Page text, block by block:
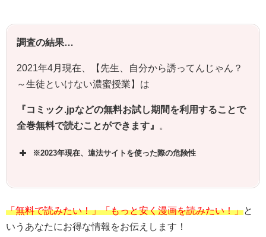
調査の結果…
2021年4月現在、【先生、自分から誘ってんじゃん？
～生徒といけない濃蜜授業】は
『コミック.jpなどの無料お試し期間を利用することで
全巻無料で読むことができます』
※2023年現在、違法サイトを使った際の危険性
「無料で読みたい！」「もっと安く漫画を読みたい！」と
いうあなたにお得な情報をお伝えします！